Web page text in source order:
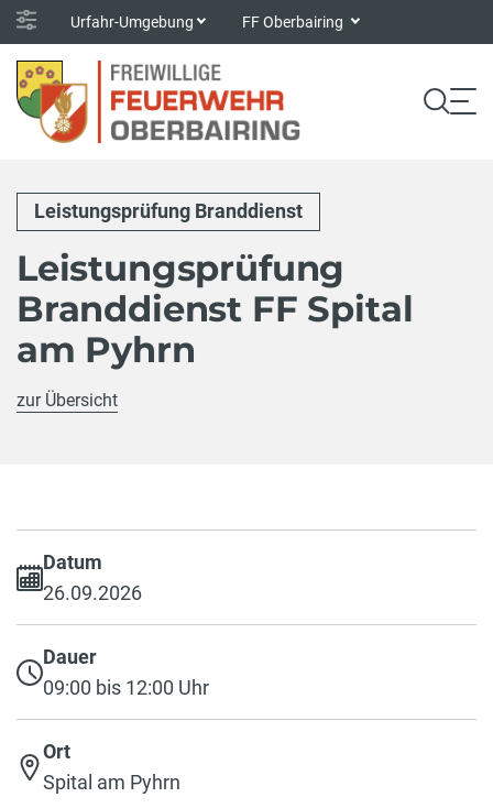
Urfahr-Umgebung FF Oberbairing
Leistungsprüfung Branddienst
Leistungsprüfung
Branddienst FF Spital
am Pyhrn
zur Übersicht
Datum
26.09.2026
Dauer
09:00 bis 12:00 Uhr
Ort
Spital am Pyhrn